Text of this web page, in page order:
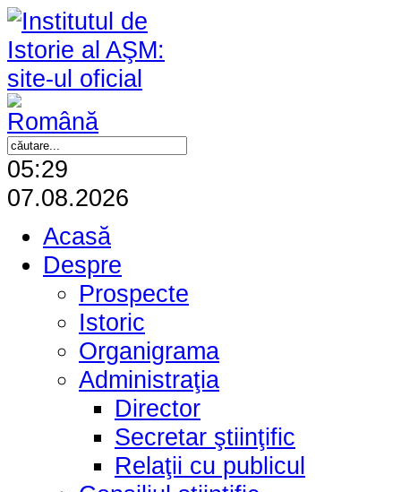
05:29
07.08.2026
Acasă
Despre
Prospecte
Istoric
Organigrama
Administraţia
Director
Secretar ştiinţific
Relaţii cu publicul